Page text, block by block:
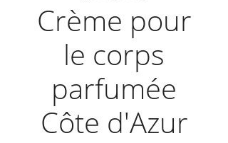
Crème pour
le corps
parfumée
Côte d'Azur